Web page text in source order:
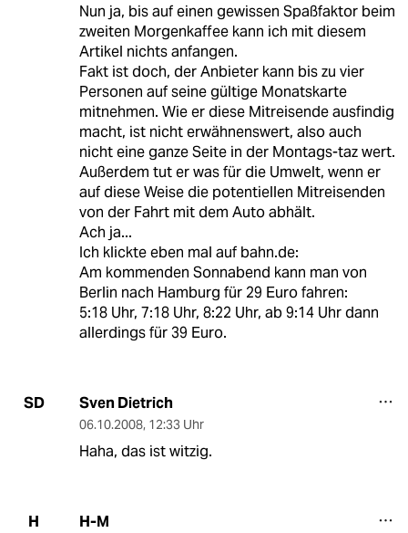
Nun ja, bis auf einen gewissen Spaßfaktor beim
zweiten Morgenkaffee kann ich mit diesem
Artikel nichts anfangen.
Fakt ist doch, der Anbieter kann bis zu vier
Personen auf seine gültige Monatskarte
mitnehmen. Wie er diese Mitreisende ausfindig
macht, ist nicht erwähnenswert, also auch
nicht eine ganze Seite in der Montags-taz wert.
Außerdem tut er was für die Umwelt, wenn er
auf diese Weise die potentiellen Mitreisenden
von der Fahrt mit dem Auto abhält.
Ach ja...
Ich klickte eben mal auf bahn.de:
Am kommenden Sonnabend kann man von
Berlin nach Hamburg für 29 Euro fahren:
5:18 Uhr, 7:18 Uhr, 8:22 Uhr, ab 9:14 Uhr dann
allerdings für 39 Euro.
SD Sven Dietrich
06.10.2008, 12:33 Uhr
Haha, das ist witzig.
H H-M